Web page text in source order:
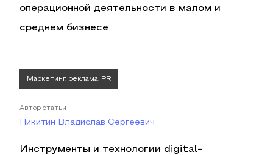
операционной деятельности в малом и
среднем бизнесе
Маркетинг, реклама, PR
Автор статьи
Никитин Владислав Сергеевич
Инструменты и технологии digital-